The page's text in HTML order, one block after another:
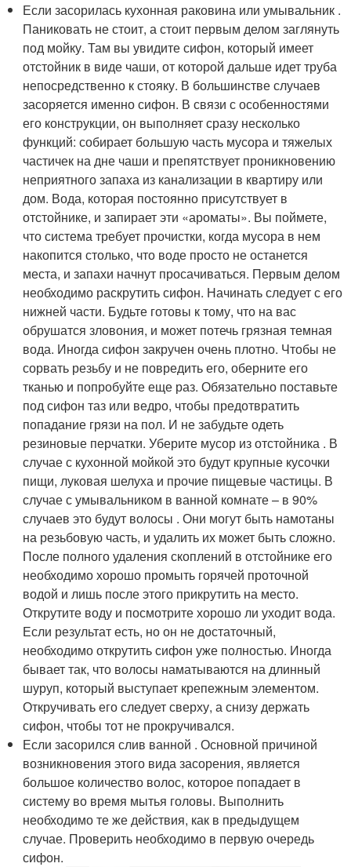
Если засорилась кухонная раковина или умывальник .
Паниковать не стоит, а стоит первым делом заглянуть
под мойку. Там вы увидите сифон, который имеет
отстойник в виде чаши, от которой дальше идет труба
непосредственно к стояку. В большинстве случаев
засоряется именно сифон. В связи с особенностями
его конструкции, он выполняет сразу несколько
функций: собирает большую часть мусора и тяжелых
частичек на дне чаши и препятствует проникновению
неприятного запаха из канализации в квартиру или
дом. Вода, которая постоянно присутствует в
отстойнике, и запирает эти «ароматы». Вы поймете,
что система требует прочистки, когда мусора в нем
накопится столько, что воде просто не останется
места, и запахи начнут просачиваться. Первым делом
необходимо раскрутить сифон. Начинать следует с его
нижней части. Будьте готовы к тому, что на вас
обрушатся зловония, и может потечь грязная темная
вода. Иногда сифон закручен очень плотно. Чтобы не
сорвать резьбу и не повредить его, оберните его
тканью и попробуйте еще раз. Обязательно поставьте
под сифон таз или ведро, чтобы предотвратить
попадание грязи на пол. И не забудьте одеть
резиновые перчатки. Уберите мусор из отстойника . В
случае с кухонной мойкой это будут крупные кусочки
пищи, луковая шелуха и прочие пищевые частицы. В
случае с умывальником в ванной комнате – в 90%
случаев это будут волосы . Они могут быть намотаны
на резьбовую часть, и удалить их может быть сложно.
После полного удаления скоплений в отстойнике его
необходимо хорошо промыть горячей проточной
водой и лишь после этого прикрутить на место.
Открутите воду и посмотрите хорошо ли уходит вода.
Если результат есть, но он не достаточный,
необходимо открутить сифон уже полностью. Иногда
бывает так, что волосы наматываются на длинный
шуруп, который выступает крепежным элементом.
Откручивать его следует сверху, а снизу держать
сифон, чтобы тот не прокручивался.
Если засорился слив ванной . Основной причиной
возникновения этого вида засорения, является
большое количество волос, которое попадает в
систему во время мытья головы. Выполнить
необходимо те же действия, как в предыдущем
случае. Проверить необходимо в первую очередь
сифон.